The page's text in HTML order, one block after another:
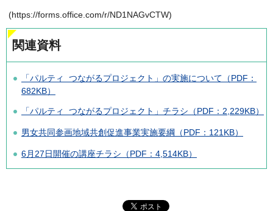
(https://forms.office.com/r/ND1NAGvCTW)
関連資料
「パルティ つながるプロジェクト」の実施について（PDF：
682KB）
「パルティ つながるプロジェクト」チラシ（PDF：2,229KB）
男女共同参画地域共創促進事業実施要綱（PDF：121KB）
6月27日開催の講座チラシ（PDF：4,514KB）